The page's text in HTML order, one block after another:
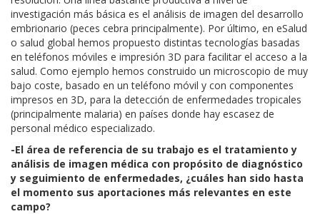
investigación más básica es el análisis de imagen del desarrollo
embrionario (peces cebra principalmente). Por último, en eSalud
o salud global hemos propuesto distintas tecnologías basadas
en teléfonos móviles e impresión 3D para facilitar el acceso a la
salud. Como ejemplo hemos construido un microscopio de muy
bajo coste, basado en un teléfono móvil y con componentes
impresos en 3D, para la detección de enfermedades tropicales
(principalmente malaria) en países donde hay escasez de
personal médico especializado.
-El área de referencia de su trabajo es el tratamiento y
análisis de imagen médica con propósito de diagnóstico
y seguimiento de enfermedades, ¿cuáles han sido hasta
el momento sus aportaciones más relevantes en este
campo?